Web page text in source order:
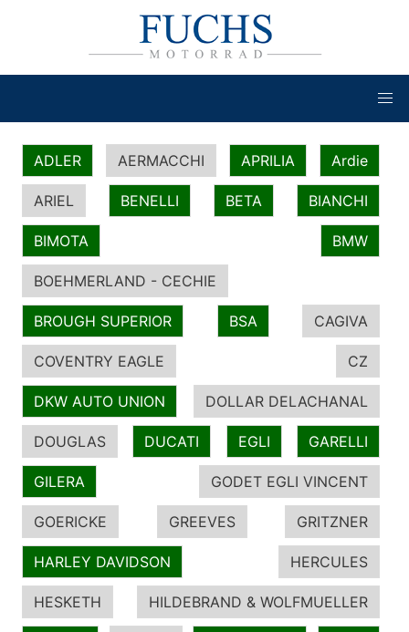
ADLER AERMACCHI APRILIA Ardie
ARIEL BENELLI BETA BIANCHI
BIMOTA BMW
BOEHMERLAND - CECHIE
BROUGH SUPERIOR BSA CAGIVA
COVENTRY EAGLE CZ
DKW AUTO UNION DOLLAR DELACHANAL
DOUGLAS DUCATI EGLI GARELLI
GILERA GODET EGLI VINCENT
GOERICKE GREEVES GRITZNER
HARLEY DAVIDSON HERCULES
HESKETH HILDEBRAND & WOLFMUELLER